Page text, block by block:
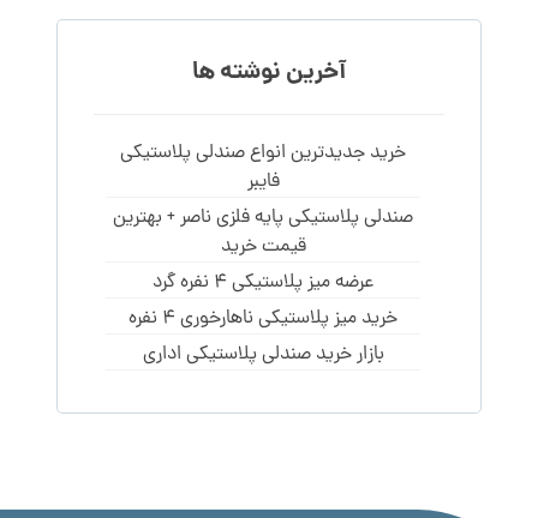
آخرین نوشته ها
خرید جدیدترین انواع صندلی پلاستیکی
فایبر
صندلی پلاستیکی پایه فلزی ناصر + بهترین
قیمت خرید
عرضه میز پلاستیکی 4 نفره گرد
خرید میز پلاستیکی ناهارخوری 4 نفره
بازار خرید صندلی پلاستیکی اداری